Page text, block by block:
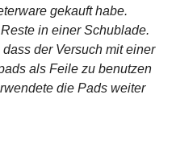
gekauft habe.
in einer Schublade.
der Versuch mit einer
als Feile zu benutzen
die Pads weiter